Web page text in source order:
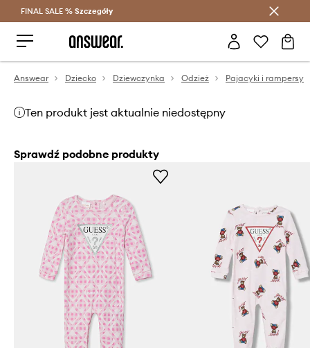
Oszczędzaj z Answear Club >
FINAL SALE % Szczegóły
Answear Dziecko Dziewczynka Odzież Pajacyki i rampersy
Ten produkt jest aktualnie niedostępny
Sprawdź podobne produkty